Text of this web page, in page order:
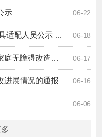
06-22
示
06-18
员公示 （第二批）
06-17
项目变更人员公示
06-16
进展情况的通报
06-06